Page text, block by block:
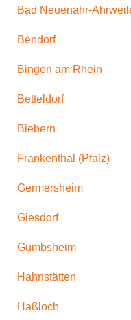
Bad Neuenahr-
Bendorf
Bingen am Rhein
Betteldorf
Biebern
Frankenthal (Pfalz)
Germersheim
Giesdorf
Gumbsheim
Hahnstätten
Haßloch